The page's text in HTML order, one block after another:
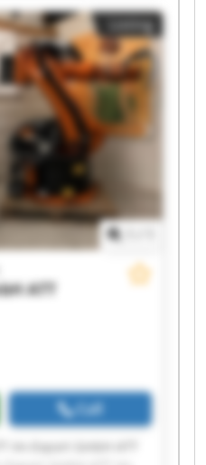
GmbH ATT Im-
GmbH ATT Im-
GmbH ATT Im-
GmbH ATT Im-
GmbH ATT Im-
GmbH
Listing
ATT
Call
Im-Export GmbH ATT